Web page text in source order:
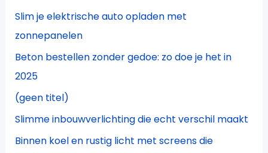
:
Slim je elektrische auto opladen met
zonnepanelen
Beton bestellen zonder gedoe: zo doe je het in
2025
(geen titel)
Slimme inbouwverlichting die echt verschil maakt
Binnen koel en rustig licht met screens die